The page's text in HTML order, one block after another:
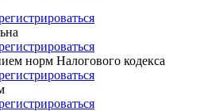
норм Налогового кодекса